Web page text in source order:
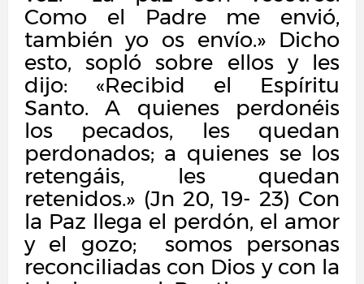
Como el Padre me envió,
también yo os envío.» Dicho
esto, sopló sobre ellos y les
dijo: «Recibid el Espíritu
Santo. A quienes perdonéis
los pecados, les quedan
perdonados; a quienes se los
retengáis, les quedan
retenidos.» (Jn 20, 19- 23) Con
la Paz llega el perdón, el amor
y el gozo;
somos personas
reconciliadas con Dios y con la